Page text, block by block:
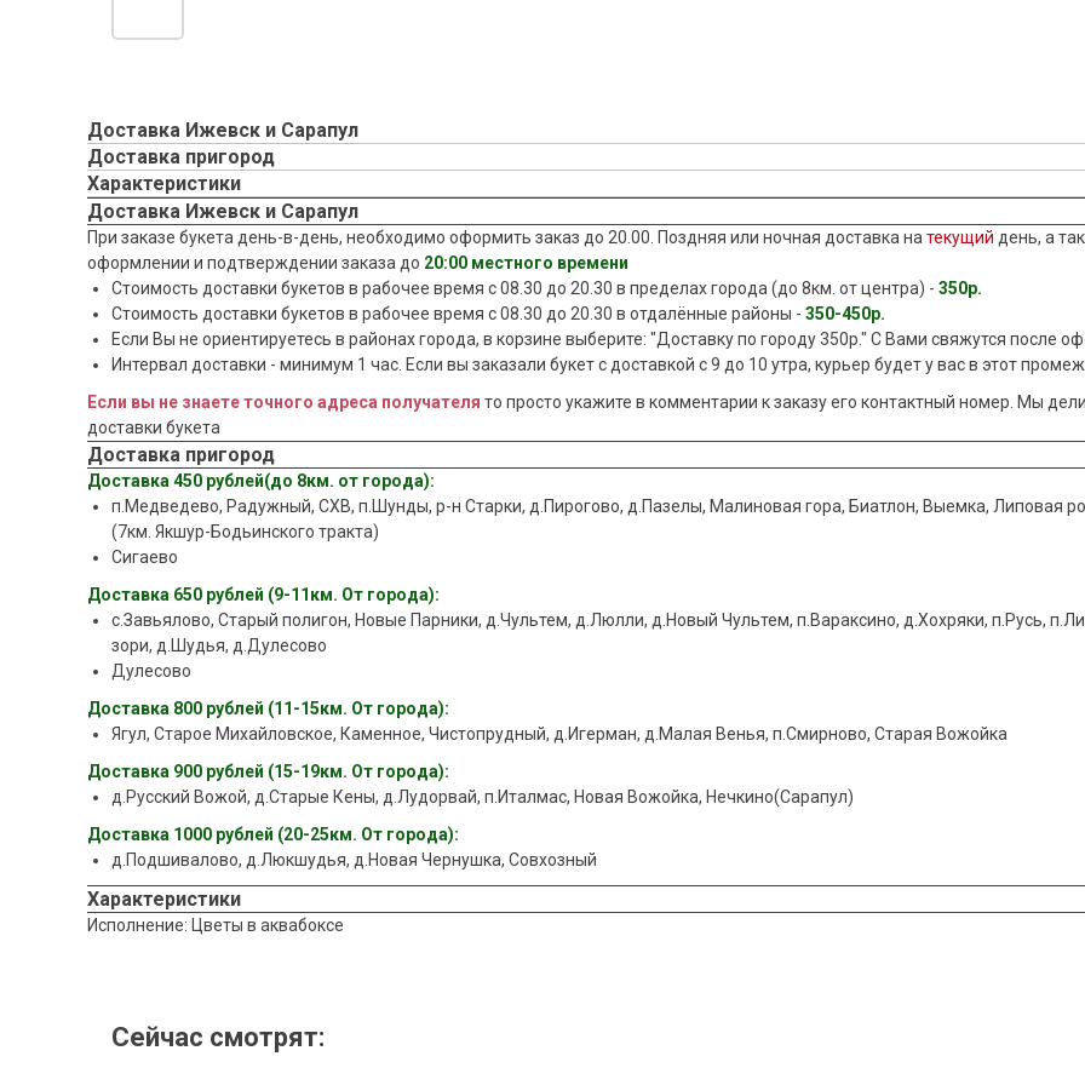
Доставка Ижевск и Сарапул
Доставка пригород
Характеристики
Доставка Ижевск и Сарапул
При заказе букета день-в-день, необходимо оформить заказ до 20.00. Поздняя или ночная доставка на текущий день, а
оформлении и подтверждении заказа до 20:00 местного времени
Стоимость доставки букетов в рабочее время c 08.30 до 20.30 в пределах города (до 8км. от центра) - 350р.
Стоимость доставки букетов в рабочее время c 08.30 до 20.30 в отдалённые районы - 350-450р.
Если Вы не ориентируетесь в районах города, в корзине выберите: "Доставку по городу 350р." С Вами свяжутся после
Интервал доставки - минимум 1 час. Если вы заказали букет с доставкой с 9 до 10 утра, курьер будет у вас в этот
Если вы не знаете точного адреса получателя то просто укажите в комментарии к заказу его контактный номер. Мы
доставки букета
Доставка пригород
Доставка 450 рублей(до 8км. от города):
п.Медведево, Радужный, СХВ, п.Шунды, р-н Старки, д.Пирогово, д.Пазелы, Малиновая гора, Биатлон, Выемка, Липовая
(7км. Якшур-Бодьинского тракта)
Сигаево
Доставка 650 рублей (9-11км. От города):
с.Завьялово, Старый полигон, Новые Парники, д.Чультем, д.Люлли, д.Новый Чультем, п.Вараксино, д.Хохряки, п.Русь,
зори, д.Шудья, д.Дулесово
Дулесово
Доставка 800 рублей (11-15км. От города):
Ягул, Старое Михайловское, Каменное, Чистопрудный, д.Игерман, д.Малая Венья, п.Смирново, Старая Вожойка
Доставка 900 рублей (15-19км. От города):
д.Русский Вожой, д.Старые Кены, д.Лудорвай, п.Италмас, Новая Вожойка, Нечкино(Сарапул)
Доставка 1000 рублей (20-25км. От города):
д.Подшивалово, д.Люкшудья, д.Новая Чернушка, Совхозный
Характеристики
Исполнение: Цветы в аквабоксе
Сейчас смотрят: